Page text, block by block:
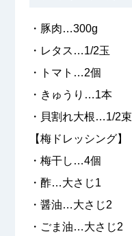
・豚肉…300g
・レタス…1/2玉
・トマト…2個
・きゅうり…1本
・貝割れ大根…1/2束
【梅ドレッシング】
・梅干し…4個
・酢…大さじ1
・醤油…大さじ2
・ごま油…大さじ2